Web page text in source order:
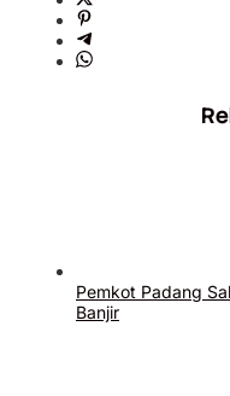
Pemkot Padang
Banjir